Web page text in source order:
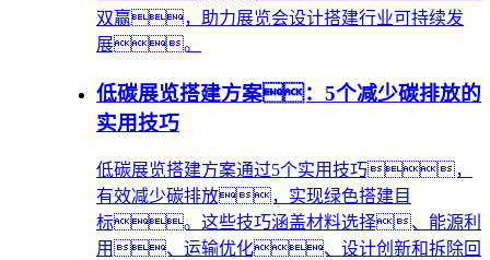
双赢，助力展览会设计搭建行业可持续发
展。
低碳展览搭建方案：5个减少碳排放的
实用技巧
低碳展览搭建方案通过5个实用技巧，
有效减少碳排放，实现绿色搭建目
标。这些技巧涵盖材料选择、能源利
用、运输优化、设计创新和拆除回